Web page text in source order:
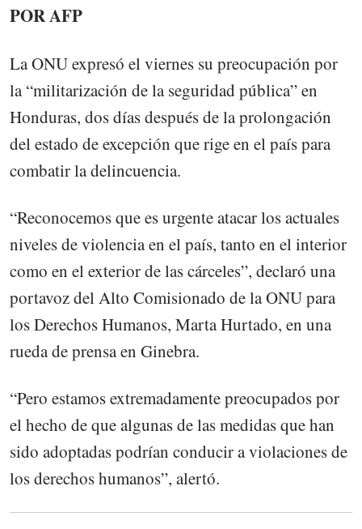
POR AFP
La ONU expresó el viernes su preocupación por
la “militarización de la seguridad pública” en
Honduras, dos días después de la prolongación
del estado de excepción que rige en el país para
combatir la delincuencia.
“Reconocemos que es urgente atacar los actuales
niveles de violencia en el país, tanto en el interior
como en el exterior de las cárceles”, declaró una
portavoz del Alto Comisionado de la ONU para
los Derechos Humanos, Marta Hurtado, en una
rueda de prensa en Ginebra.
“Pero estamos extremadamente preocupados por
el hecho de que algunas de las medidas que han
sido adoptadas podrían conducir a violaciones de
los derechos humanos”, alertó.